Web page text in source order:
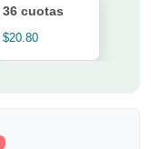
36 cuotas
$20.80